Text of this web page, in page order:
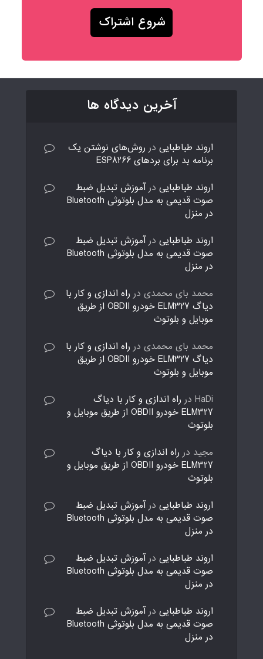
آخرین دیدگاه ها
اروند طباطبایی در روش‌های نوشتن یک
برنامه بد برای بردهای ESP8266
اروند طباطبایی درآموزش تبدیل ضبط
صوت قدیمی به مدل بلوتوثی Bluetooth
در منزل
اروند طباطبایی درآموزش تبدیل ضبط
صوت قدیمی به مدل بلوتوثی Bluetooth
در منزل
محمد بای محمدی در راه اندازی و کار با
دیاگ ELM327 خودرو OBDII از طریق
موبایل و بلوتوث
محمد بای محمدی در راه اندازی و کار با
دیاگ ELM327 خودرو OBDII از طریق
موبایل و بلوتوث
HaDi در راه اندازی و کار با دیاگ
ELM327 خودرو OBDII از طریق موبایل و
بلوتوث
مجید در راه اندازی و کار با دیاگ
ELM327 خودرو OBDII از طریق موبایل و
بلوتوث
اروند طباطبایی درآموزش تبدیل ضبط
صوت قدیمی به مدل بلوتوثی Bluetooth
در منزل
اروند طباطبایی درآموزش تبدیل ضبط
صوت قدیمی به مدل بلوتوثی Bluetooth
در منزل
اروند طباطبایی درآموزش تبدیل ضبط
صوت قدیمی به مدل بلوتوثی Bluetooth
در منزل